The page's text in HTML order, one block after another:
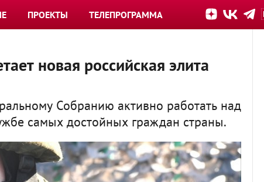
ПРОЕКТЫ ТЕЛЕПРОГРАММА
новая российская элита
Собранию активно работать над
самых достойных граждан страны.